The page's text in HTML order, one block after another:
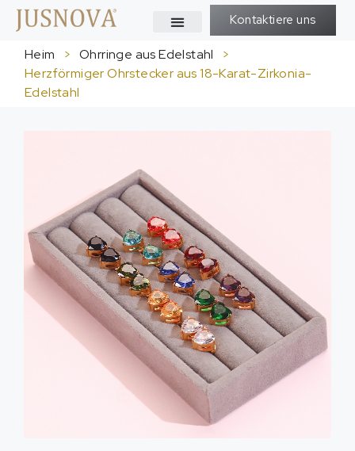
Kontaktiere uns
Heim > Ohrringe aus Edelstahl
>
Herzförmiger Ohrstecker aus 18-Karat-Zirkonia-
Edelstahl